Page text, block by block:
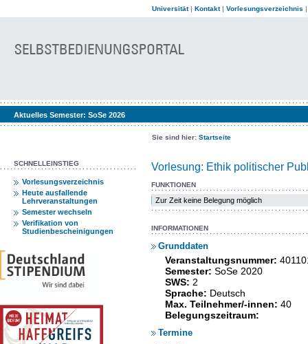
Universität| Kontakt| Vorlesungsverzeichnis
Aktuelles Semester: SoSe 2026
Sie sind hier: Startseite
SCHNELLEINSTIEG
Vorlesungsverzeichnis
Heute ausfallende
Lehrveranstaltungen
Semester wechseln
Verifikation von
Studienbescheinigungen
Vorlesung: Ethik politischer
FUNKTIONEN
Zur Zeit keine Belegung möglich
INFORMATIONEN
Grunddaten
Veranstaltungsnummer:
Semester: SoSe 2020
SWS: 2
Sprache: Deutsch
Max. Teilnehmer/-innen: 40
Belegungszeitraum:
Termine